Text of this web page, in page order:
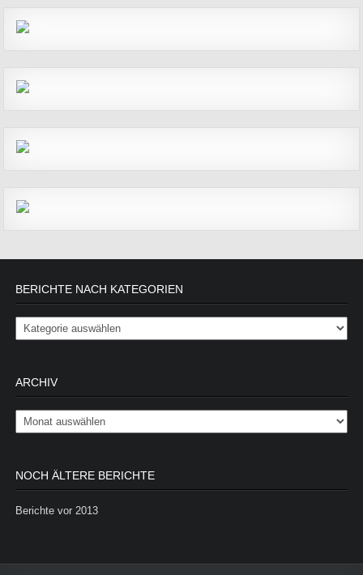
BERICHTE NACH KATEGORIEN
Berichte nach Kategorien
ARCHIV
Archiv
NOCH ÄLTERE BERICHTE
Berichte vor 2013